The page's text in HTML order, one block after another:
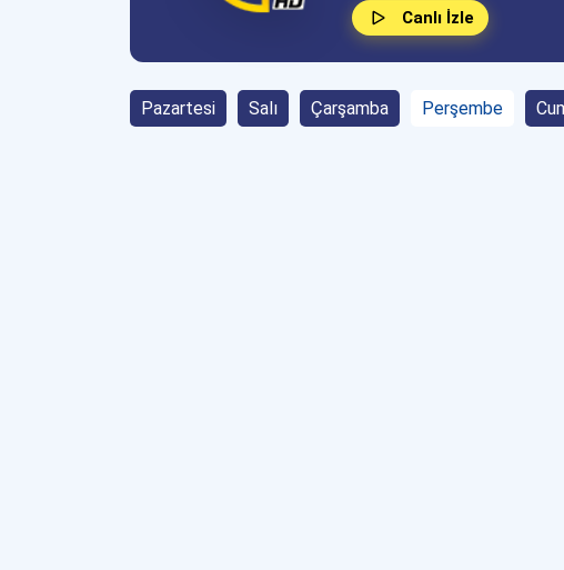
Canlı İzle
Pazartesi Salı Çarşamba Perşembe